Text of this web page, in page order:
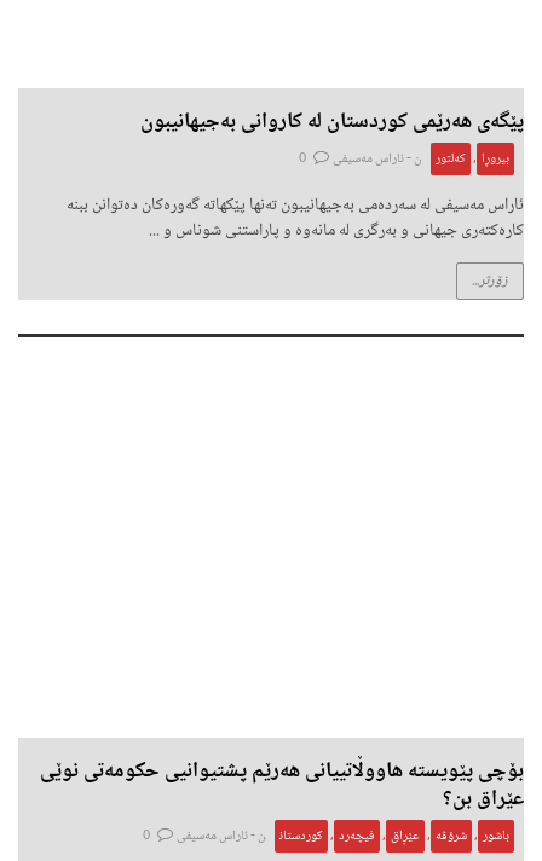
پێگەی هەرێمی کوردستان لە کاروانی بەجیهانیبون
بیروڕا , کەلتور ن -ئاراس مەسیفی 0
ئاراس مەسیفی لە سەردەمی بەجیهانیبون تەنها پێکهاتە گەورەکان دەتوانن ببنە
کارەکتەری جیهانی و بەرگری لە مانەوە و پاراستنی شوناس و ...
زۆرتر...
بۆچی پێویستە هاووڵاتییانی هەرێم پشتیوانیی حکومەتی نوێی
عێراق بن؟
باشور , شرۆڤە , عێڕاق , فیچەرد , کوردستان ن -ئاراس مەسیفی 0